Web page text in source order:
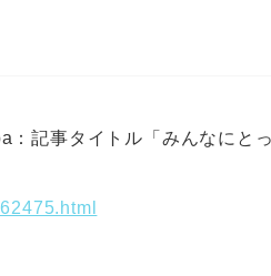
記事タイトル「みんなにと